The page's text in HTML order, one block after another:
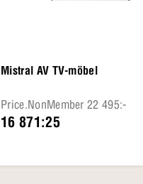
Mistral AV TV-möbel
Price.NonMember 22 495:-
16 871:25